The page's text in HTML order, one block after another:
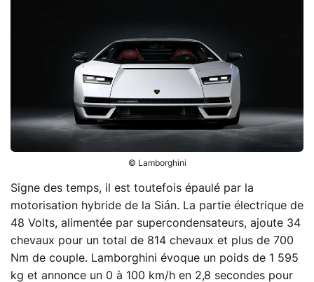
© Lamborghini
Signe des temps, il est toutefois épaulé par la
motorisation hybride de la Sián. La partie électrique de
48 Volts, alimentée par supercondensateurs, ajoute 34
chevaux pour un total de 814 chevaux et plus de 700
Nm de couple. Lamborghini évoque un poids de 1 595
kg et annonce un 0 à 100 km/h en 2,8 secondes pour